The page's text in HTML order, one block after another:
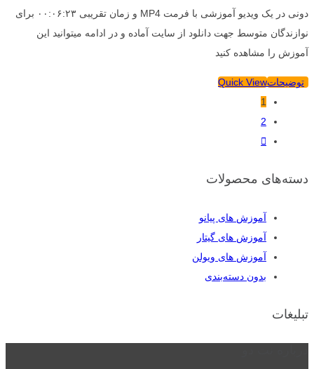
دونی در یک ویدیو آموزشی با فرمت MP4 و زمان تقریبی ۰۰:۰۶:۲۳ برای
نوازندگان متوسط جهت دانلود از سایت آماده و در ادامه میتوانید این
آموزش را مشاهده کنید
توضیحاتQuick View
1
2
دسته‌های محصولات
آموزش های پیانو
آموزش های گیتار
آموزش های ویولن
بدون دسته‌بندی
تبلیغات